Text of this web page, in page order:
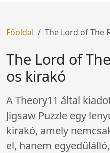
Főoldal The Lord of The
The Lord of
os kirakó
A Theory11 által
Jigsaw Puzzle egy
kirakó, amely
el, hanem